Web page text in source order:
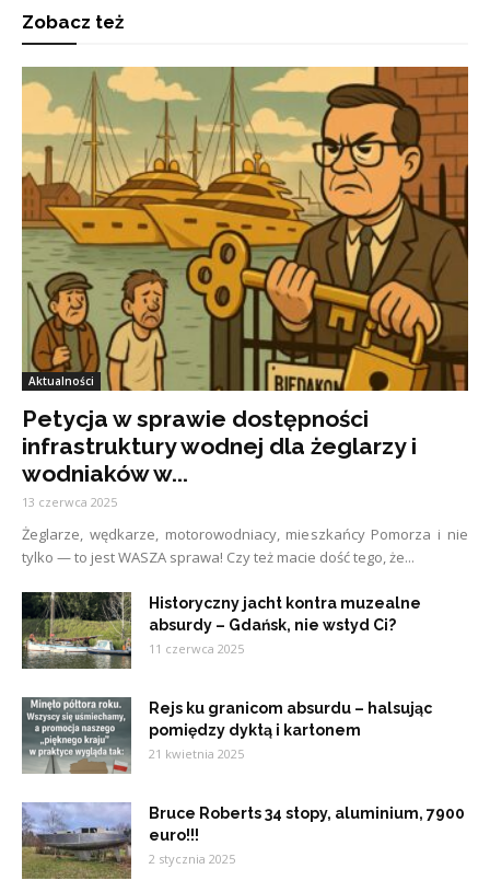
Zobacz też
Aktualności
Petycja w sprawie dostępności
infrastruktury wodnej dla żeglarzy i
wodniaków w...
13 czerwca 2025
Żeglarze, wędkarze, motorowodniacy, mieszkańcy Pomorza i nie
tylko — to jest WASZA sprawa! Czy też macie dość tego, że...
Historyczny jacht kontra muzealne
absurdy – Gdańsk, nie wstyd Ci?
11 czerwca 2025
Rejs ku granicom absurdu – halsując
pomiędzy dyktą i kartonem
21 kwietnia 2025
Bruce Roberts 34 stopy, aluminium, 7900
euro!!!
2 stycznia 2025